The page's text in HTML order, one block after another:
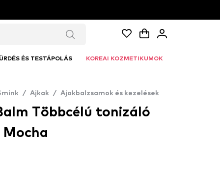
ÉS TESTÁPOLÁS KOREAI KOZMETIKUMOK
/ Ajkak / Ajakbalzsamok és kezelések
Többcélú tonizáló
Mocha